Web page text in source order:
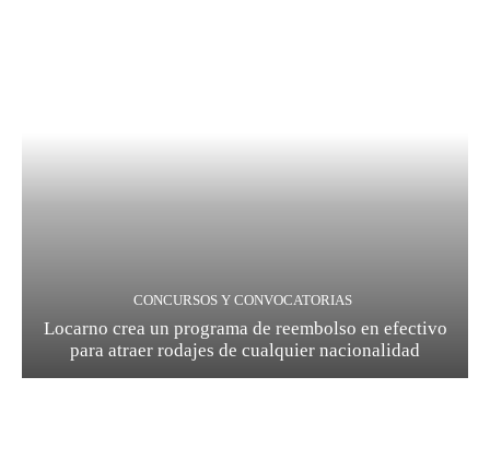
CONCURSOS Y CONVOCATORIAS
Locarno crea un programa de reembolso en efectivo
para atraer rodajes de cualquier nacionalidad